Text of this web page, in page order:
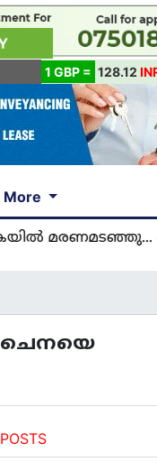
1 GBP = 128.12
More
ചൈനയെ